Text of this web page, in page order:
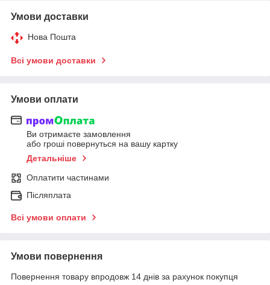
Умови доставки
Нова Пошта
Всі умови доставки
Умови оплати
Ви отримаєте замовлення
або гроші повернуться на вашу картку
Детальніше
Оплатити частинами
Післяплата
Всі умови оплати
Умови повернення
Повернення товару впродовж 14 днів за рахунок покупця